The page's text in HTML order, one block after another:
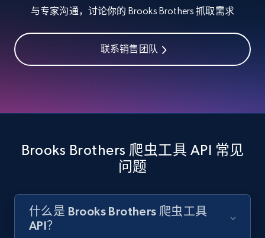
Etsy - Collects data from shop's URL
Reviews count shop, Reviews count item, Initial
Asin, URL, Name, Sponsored, Initial price, Final
price, Currency, Sold, and more.
与专家沟通，讨论你的 Brooks Brothers 抓取需求
联系销售团队
Brooks Brothers 爬虫工具 API 常见
问题
什么是 Brooks Brothers 爬虫工具
API？